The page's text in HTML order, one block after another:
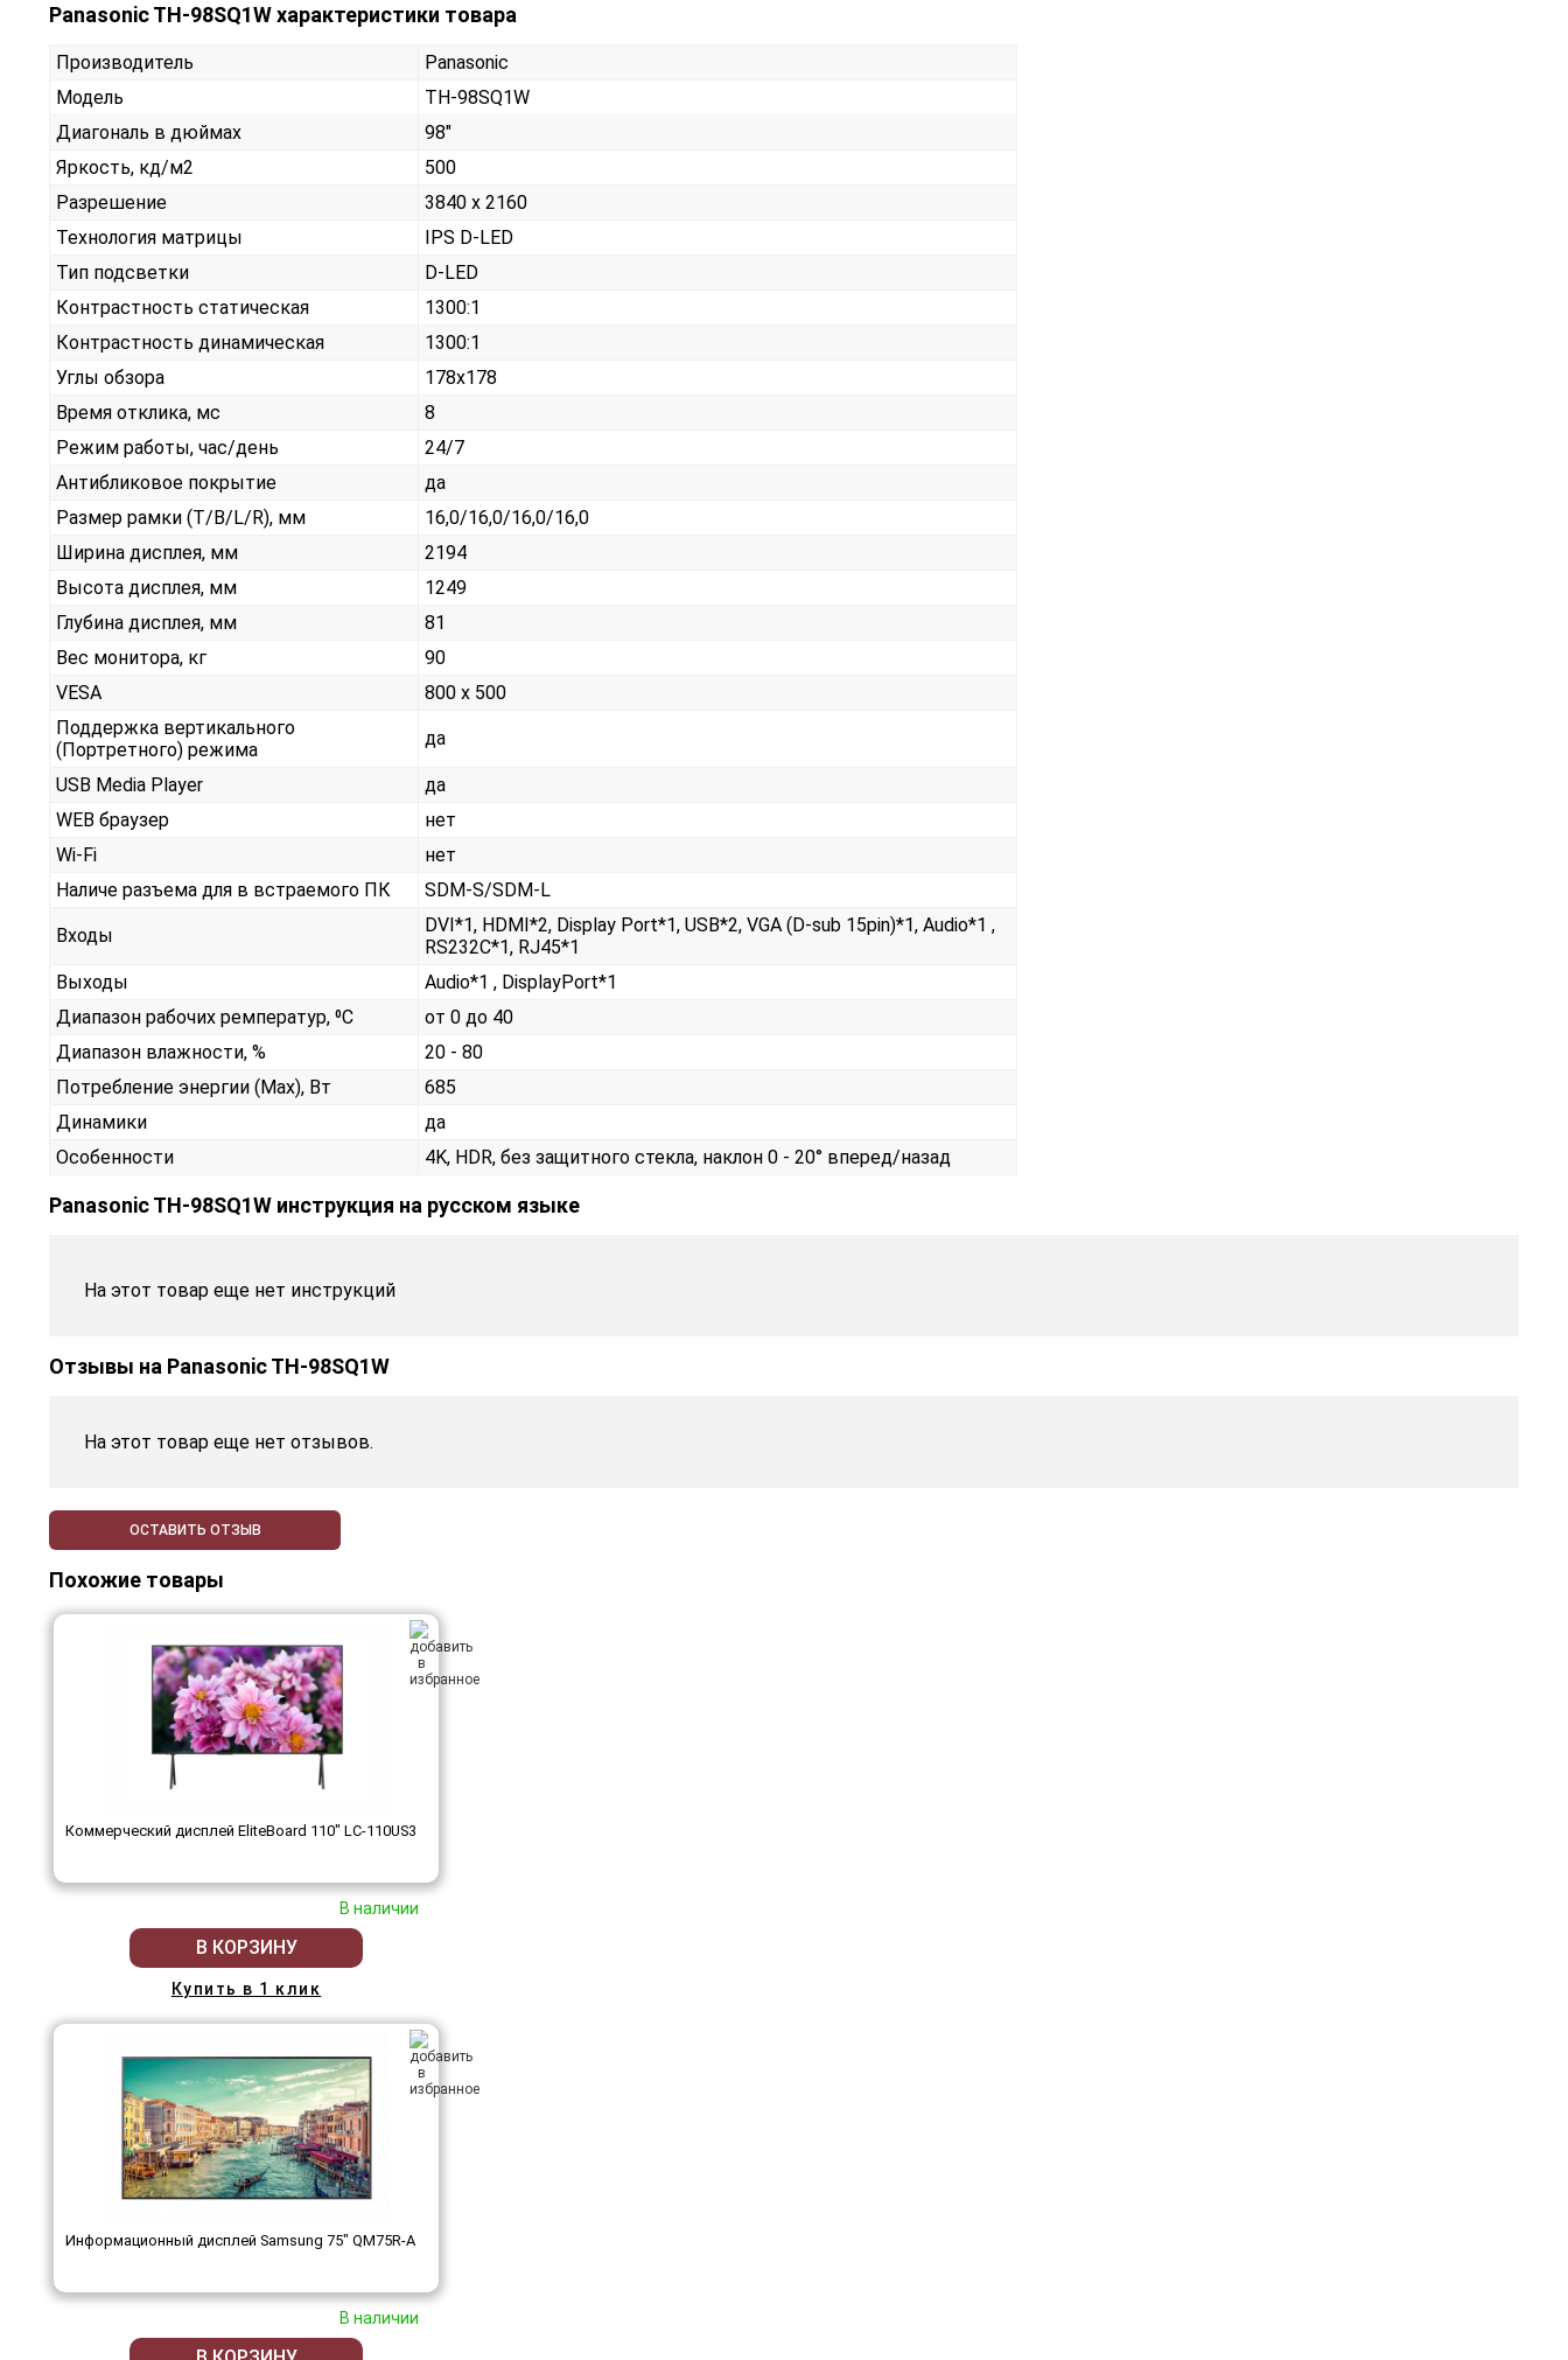
Panasonic TH-98SQ1W характеристики товара
Производитель
Panasonic
Модель
TH-98SQ1W
Диагональ в дюймах
98"
Яркость, кд/м2
500
Разрешение
3840 x 2160
Технология матрицы
IPS D-LED
Тип подсветки
D-LED
Контрастность статическая
1300:1
Контрастность динамическая
1300:1
Углы обзора
178x178
Время отклика, мс
8
Режим работы, час/день
24/7
Антибликовое покрытие
да
Размер рамки (T/B/L/R), мм
16,0/16,0/16,0/16,0
Ширина дисплея, мм
2194
Высота дисплея, мм
1249
Глубина дисплея, мм
81
Вес монитора, кг
90
VESA
800 x 500
Поддержка вертикального
(Портретного) режима
да
USB Media Player
да
WEB браузер
нет
Wi-Fi
нет
Наличе разъема для в встраемого ПК
SDM-S/SDM-L
Входы
DVI*1, HDMI*2, Display Port*1, USB*2, VGA (D-sub 15pin)*1, Audio*1 ,
RS232С*1, RJ45*1
Выходы
Audio*1 , DisplayPort*1
Диапазон рабочих ремператур, ⁰С
от 0 до 40
Диапазон влажности, %
20 - 80
Потребление энергии (Max), Вт
685
Динамики
да
Особенности
4K, HDR, без защитного стекла, наклон 0 - 20° вперед/назад
Panasonic TH-98SQ1W инструкция на русском языке
На этот товар еще нет инструкций
Отзывы на Panasonic TH-98SQ1W
На этот товар еще нет отзывов.
ОСТАВИТЬ ОТЗЫВ
Похожие товары
Коммерческий дисплей EliteBoard 110" LC-110US3
В наличии
В КОРЗИНУ
Купить в 1 клик
Информационный дисплей Samsung 75" QM75R-A
В наличии